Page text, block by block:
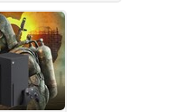
06/12/2026